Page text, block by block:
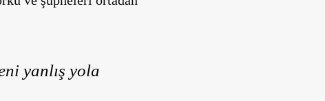
yanlış yola